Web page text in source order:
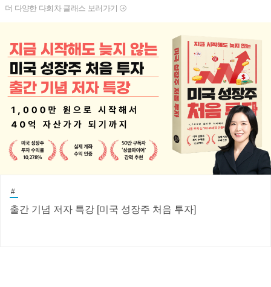
더 다양한 다회차 클래스 보러가기
#
출간 기념 저자 특강 [미국 성장주 처음 투자]